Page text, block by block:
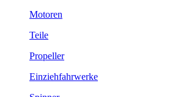
Motoren
Teile
Propeller
Einziehfahrwerke